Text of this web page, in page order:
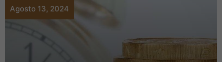
Agosto 13, 2024